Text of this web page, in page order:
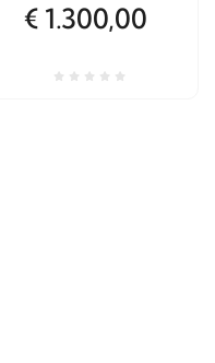
€ 1.300,00